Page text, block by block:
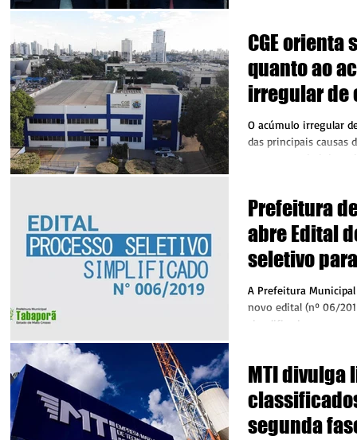
CGE orienta
quanto ao
irregular de
O acúmulo irregular
das principais causas
Prefeitura
abre Edital
seletivo
de Obras
A Prefeitura
novo edital (nº 06/
simplificado para
MTI divulga
segunda